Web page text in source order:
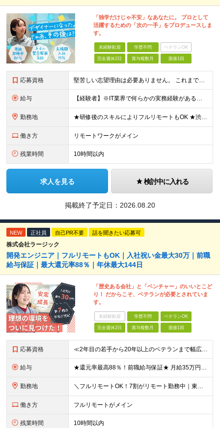
「独学だけじゃ不安」なあなたに。 プロとして
活躍するための「次の一手」をプロデュースしま
す。
未経験歓迎 学歴不問 ベテランOK
完全週休2日 賞与複数月 面接1回
応募資格 堅苦しい志望理由は必要ありません。 これまでの経験や経歴よりも、私たちは“これから”を重視します。 ★学歴・経歴不問 ★完全未経験OK ★社会人デビュー歓迎 ★第二新卒OK ＼当てはまる方はぜひご
給与 【経験者】※IT業界で何らかの実務経験がある方 月給35万円～＋業績賞与＋交通費＋各種手当 ※固定残業代（30時間分／6万6,610円～）を含む。超過分は追加支給。 能力やスキルを考慮し、初任給を決定
勤務地 ★研修後のスキルによりフルリモートもOK ★渋谷駅徒歩2分！100席の新しいコワーキングスペース完備 ★本社、東京都、神奈川県、埼玉県、千葉県などのプロジェクト先 【本社】 東京都渋谷区渋谷3-10
働き方 リモートワークがメイン
残業時間 10時間以内
求人を見る 検討中に入れる
掲載終了予定日： 2026.08.20
NEW 正社員 自己PR不要 話を聞きたい応募可
株式会社ラージック
開発エンジニア｜フルリモートもOK｜入社祝い金最大30万｜前職
給与保証｜最大還元率88％｜年休最大144日
「歴史ある会社」と「ベンチャー」のいいとこど
り！ だからこそ、ベテランが必要とされていま
す。
未経験歓迎 学歴不問 ベテランOK
完全週休2日 賞与複数月 面接1回
応募資格 ≪2年目の若手から20年以上のベテランまで幅広く活躍！≫ ■システム開発の実務経験をお持ちの方(フェーズや言語、リーダー経験などは一切不問) ■学歴不問 ≪こんな方にピッタリの環境です≫ □これまで
給与 ★還元率最高88％！前職給与保証★ 月給35万円～＋賞与年2回 ★還元率は案件単価の76～88％！ ★入社祝い金10～30万円！住宅・在宅・家族など手当充実！ ◎経験・スキルなどを考慮し、優遇し
勤務地 ＼フルリモートOK！7割がリモート勤務中｜東京・愛知・大阪で積極採用中！／ 東京・神奈川・千葉・埼玉、大阪・京都・兵庫・滋賀、愛知などのプロジェクト先、または在宅勤務 ★転勤なし ★希望するエリアで
働き方 フルリモートがメイン
残業時間 10時間以内